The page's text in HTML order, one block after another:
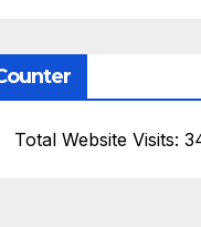
Total Website Visits: